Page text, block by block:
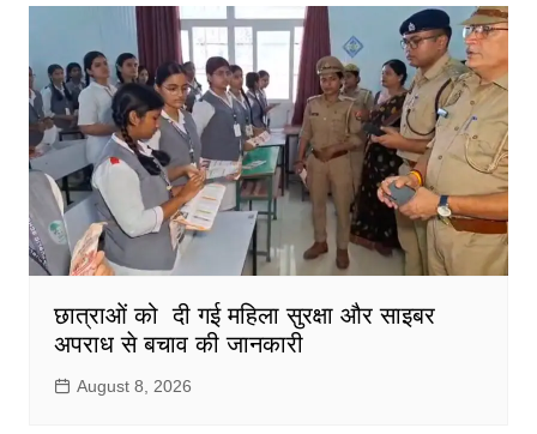
छात्राओं को दी गई महिला सुरक्षा और साइबर
अपराध से बचाव की जानकारी
August 8, 2026